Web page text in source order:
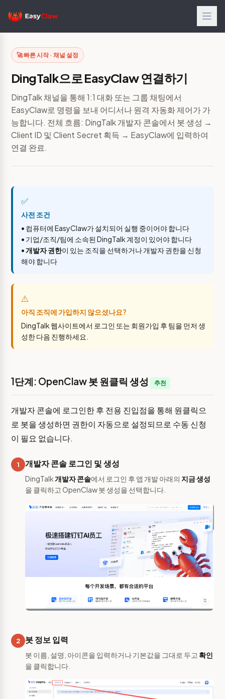
🚀 빠른 시작 · 채널 설정
DingTalk으로 EasyClaw 연결하기
DingTalk 채널을 통해 1:1 대화 또는 그룹 채팅에서
EasyClaw로 명령을 보내 어디서나 원격 자동화 제어가 가
능합니다. 전체 흐름: DingTalk 개발자 콘솔에서 봇 생성 →
Client ID 및 Client Secret 획득 → EasyClaw에 입력하여
연결 완료.
✅
사전 조건
• 컴퓨터에 EasyClaw가 설치되어 실행 중이어야 합니다
• 기업/조직/팀에 소속된 DingTalk 계정이 있어야 합니다
•개발자 권한이 있는 조직을 선택하거나 개발자 권한을 신청
해야 합니다
⚠️
아직 조직에 가입하지 않으셨나요?
DingTalk 웹사이트에서 로그인 또는 회원가입 후 팀을 먼저 생
성한 다음 진행하세요.
1단계: OpenClaw 봇 원클릭 생성 추천
개발자 콘솔에 로그인한 후 전용 진입점을 통해 원클릭으
로 봇을 생성하면 권한이 자동으로 설정되므로 수동 신청
이 필요 없습니다.
1 개발자 콘솔 로그인 및 생성
DingTalk개발자 콘솔에서 로그인 후 앱 개발 아래의 지금 생성
을 클릭하고 OpenClaw 봇 생성을 선택합니다.
2 봇 정보 입력
봇 이름, 설명, 아이콘을 입력하거나 기본값을 그대로 두고 확인
을 클릭합니다.